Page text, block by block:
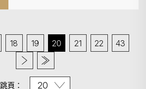
18 19 20 21 22 43
跳頁：